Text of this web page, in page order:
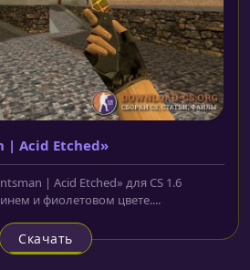
| Acid Etched»
| Acid Etched» для CS 1.6
и фиолетовом цвете....
Скачать